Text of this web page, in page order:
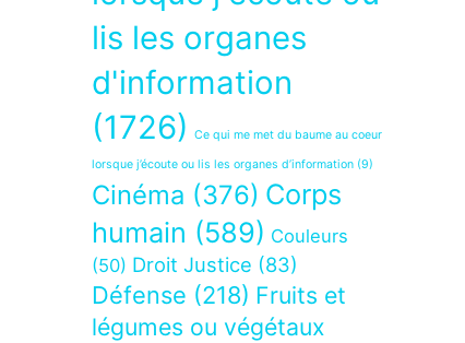
lis les organes
d'information
(1726)
Ce qui me met du baume au coeur
lorsque j’écoute ou lis les organes d’information (9)
Cinéma (376) Corps
humain (589) Couleurs
(50) Droit Justice (83)
Défense (218) Fruits et
légumes ou végétaux